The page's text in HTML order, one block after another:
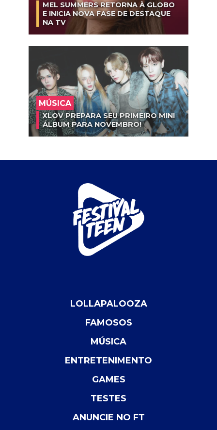
MEL SUMMERS RETORNA À GLOBO
E INICIA NOVA FASE DE DESTAQUE
NA TV
MÚSICA
XLOV PREPARA SEU PRIMEIRO MINI
ÁLBUM PARA NOVEMBRO!
LOLLAPALOOZA
FAMOSOS
MÚSICA
ENTRETENIMENTO
GAMES
TESTES
ANUNCIE NO FT